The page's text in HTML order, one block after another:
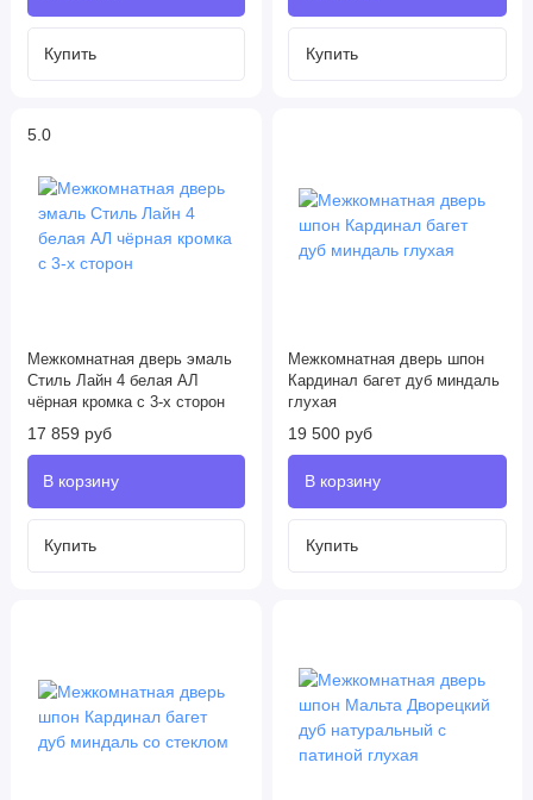
5.0
Межкомнатная дверь эмаль
Стиль Лайн 4 белая АЛ
чёрная кромка с 3-х сторон
17 859 руб
Межкомнатная дверь шпон
Кардинал багет дуб миндаль
глухая
19 500 руб